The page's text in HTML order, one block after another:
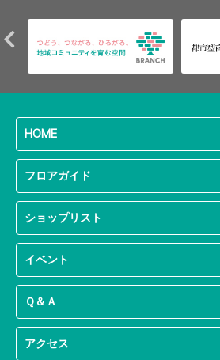
HOME
フロアガイド
ショップリスト
イベント
Ｑ＆Ａ
アクセス